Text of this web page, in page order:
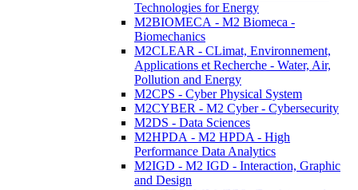
Technologies for Energy
M2BIOMECA - M2 Biomeca -
Biomechanics
M2CLEAR - CLimat, Environnement,
Applications et Recherche - Water, Air,
Pollution and Energy
M2CPS - Cyber Physical System
M2CYBER - M2 Cyber - Cybersecurity
M2DS - Data Sciences
M2HPDA - M2 HPDA - High
Performance Data Analytics
M2IGD - M2 IGD - Interaction, Graphic
and Design